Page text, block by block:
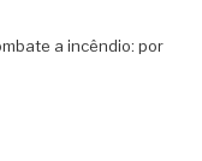
a incêndio: por